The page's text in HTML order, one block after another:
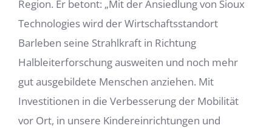
Region. Er betont: „Mit der Ansiedlung von Sioux
Technologies wird der Wirtschaftsstandort
Barleben seine Strahlkraft in Richtung
Halbleiterforschung ausweiten und noch mehr
gut ausgebildete Menschen anziehen. Mit
Investitionen in die Verbesserung der Mobilität
vor Ort, in unsere Kindereinrichtungen und